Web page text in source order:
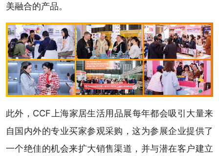
美融合的产品。
此外，CCF上海家居生活用品展每年都会吸引大量来
自国内外的专业买家参观采购，这为参展企业提供了
一个绝佳的机会来扩大销售渠道，并与潜在客户建立